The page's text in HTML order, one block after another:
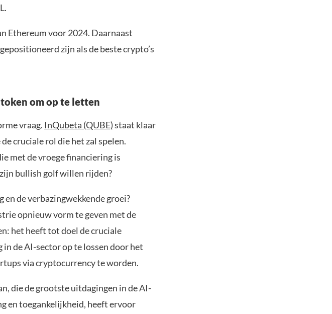
Ethereum voor 2024. Daarnaast
zijn als de beste crypto’s
om op te letten
vraag. InQubeta (QUBE)staat klaar
cruciale rol die het zal spelen.
met de vroege financiering is
bullish golf willen rijden?
en de verbazingwekkende groei?
opnieuw vorm te geven met de
het heeft tot doel de cruciale
de AI-sector op te lossen door het
via cryptocurrency te worden.
die de grootste uitdagingen in de AI-
en toegankelijkheid, heeft ervoor